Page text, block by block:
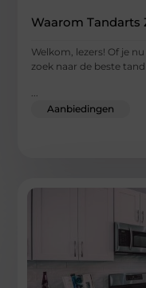
Waarom
Welkom, lezers! Of je
zoek naar de beste
Aanbiedingen